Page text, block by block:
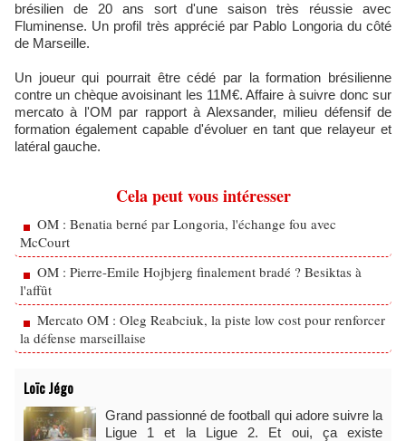
brésilien de 20 ans sort d'une saison très réussie avec
Fluminense. Un profil très apprécié par Pablo Longoria du côté
de Marseille.
Un joueur qui pourrait être cédé par la formation brésilienne
contre un chèque avoisinant les 11M€. Affaire à suivre donc sur
mercato à l'OM par rapport à Alexsander, milieu défensif de
formation également capable d'évoluer en tant que relayeur et
latéral gauche.
Cela peut vous intéresser
OM : Benatia berné par Longoria, l'échange fou avec
McCourt
OM : Pierre-Emile Hojbjerg finalement bradé ? Besiktas à
l'affût
Mercato OM : Oleg Reabciuk, la piste low cost pour renforcer
la défense marseillaise
Loïc Jégo
Grand passionné de football qui adore suivre la
Ligue 1 et la Ligue 2. Et oui, ça existe